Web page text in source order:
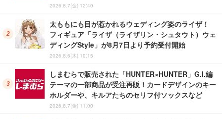
2026.8.7(金) 12:40
太ももにも目が惹かれるウェディング姿のライザ！
フィギュア「ライザ（ライザリン・シュタウト）ウェ
ディングStyle」が8月7日より予約受付開始
2026.8.6(木) 19:15
しまむらで販売された「HUNTER×HUNTER」G.I.編
テーマの一部商品が受注再販！カードデザインのキー
ホルダーや、キルアたちのセリフ付ソックスなど
2026.8.7(金) 11:00